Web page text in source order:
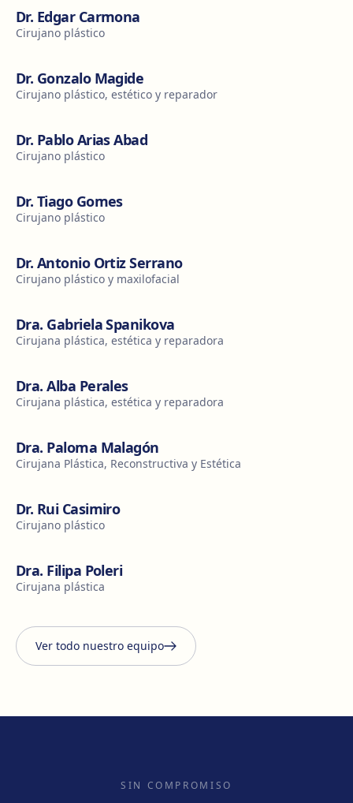
Dr. Edgar Carmona
Cirujano plástico
Dr. Gonzalo Magide
Cirujano plástico, estético y reparador
Dr. Pablo Arias Abad
Cirujano plástico
Dr. Tiago Gomes
Cirujano plástico
Dr. Antonio Ortiz Serrano
Cirujano plástico y maxilofacial
Dra. Gabriela Spanikova
Cirujana plástica, estética y reparadora
Dra. Alba Perales
Cirujana plástica, estética y reparadora
Dra. Paloma Malagón
Cirujana Plástica, Reconstructiva y Estética
Dr. Rui Casimiro
Cirujano plástico
Dra. Filipa Poleri
Cirujana plástica
Ver todo nuestro equipo
SIN COMPROMISO